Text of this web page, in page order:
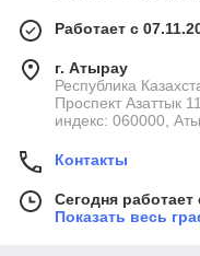
Работает с
г. Атырау
Республика
Проспект Азаттык
индекс: 060000,
Контакты
Сегодня работает
Показать весь